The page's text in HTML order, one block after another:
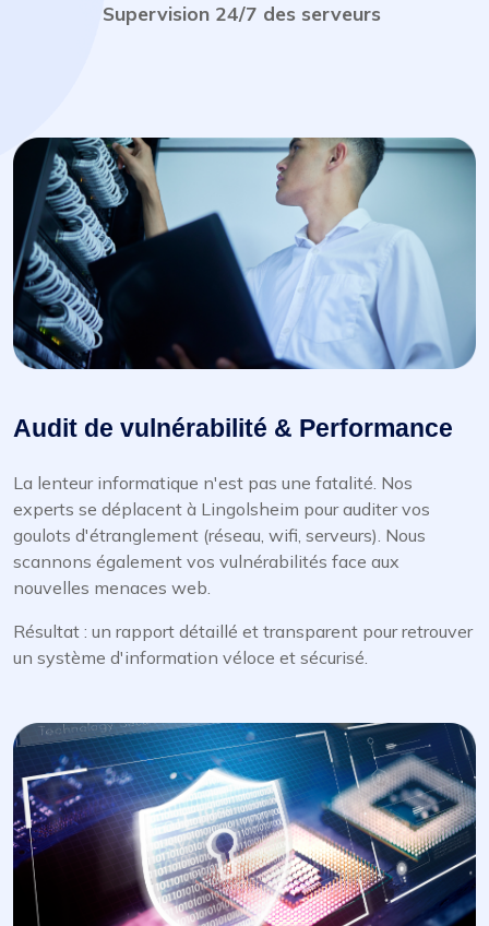
Supervision 24/7 des serveurs
Audit de vulnérabilité & Performance
La lenteur informatique n'est pas une fatalité. Nos
experts se déplacent à Lingolsheim pour auditer vos
goulots d'étranglement (réseau, wifi, serveurs). Nous
scannons également vos vulnérabilités face aux
nouvelles menaces web.
Résultat : un rapport détaillé et transparent pour retrouver
un système d'information véloce et sécurisé.